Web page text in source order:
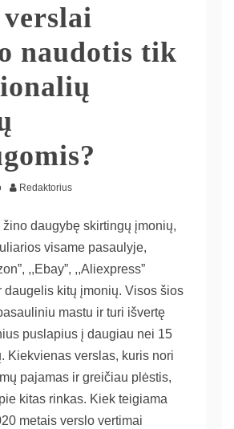
naudotis tik
Redaktorius
daugybę skirtingų įmonių,
visame pasaulyje,
,,Ebay”, ,,Aliexpress”
daugelis kitų įmonių. Visos šios
mastu ir turi išvertę
puslapius į daugiau nei 15
Kiekvienas verslas, kuris nori
pajamas ir greičiau plėstis,
kitas rinkas. Kiek teigiama
metais verslo vertimai